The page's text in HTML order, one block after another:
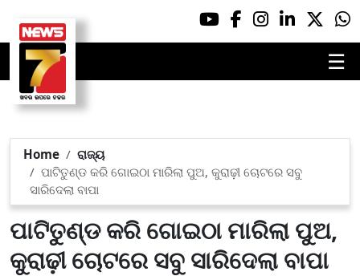
☰
Home
ରାଜ୍ୟ
ପାଟିତୁଣ୍ଡ କରି ଗୋଇଠା ମାରିଲା ପୁଅ, କୁରାଢ଼ୀ ଚୋଟରେ ସବୁ
ସାରିଦେଲା ବାପା
ପାଟିତୁଣ୍ଡ କରି ଗୋଇଠା ମାରିଲା ପୁଅ,
କୁରାଢ଼ୀ ଚୋଟରେ ସବୁ ସାରିଦେଲା ବାପା